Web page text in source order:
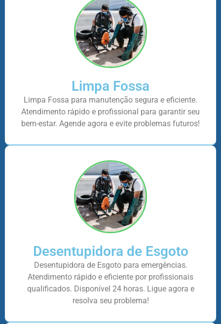
Limpa Fossa
Limpa Fossa para manutenção segura e eficiente.
Atendimento rápido e profissional para garantir seu
bem-estar. Agende agora e evite problemas futuros!
Desentupidora de Esgoto
Desentupidora de Esgoto para emergências.
Atendimento rápido e eficiente por profissionais
qualificados. Disponível 24 horas. Ligue agora e
resolva seu problema!